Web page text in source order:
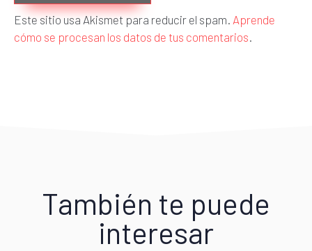
Este sitio usa Akismet para reducir el spam. Aprende
cómo se procesan los datos de tus comentarios.
También te puede
interesar